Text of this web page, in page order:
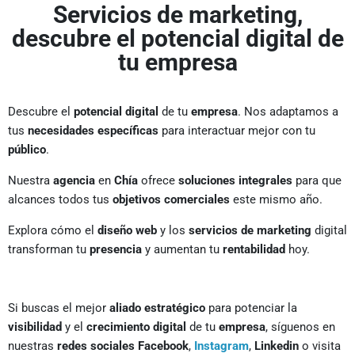
Servicios de marketing,
descubre el potencial digital de
tu empresa
Descubre el potencial digital de tu empresa. Nos adaptamos a
tus necesidades específicas para interactuar mejor con tu
público.
Nuestra agencia en Chía ofrece soluciones integrales para que
alcances todos tus objetivos comerciales este mismo año.
Explora cómo el diseño web y los servicios de marketing digital
transforman tu presencia y aumentan tu rentabilidad hoy.
Si buscas el mejor aliado estratégico para potenciar la
visibilidad y el crecimiento digital de tu empresa, síguenos en
nuestras redes sociales Facebook, Instagram, Linkedin o visita